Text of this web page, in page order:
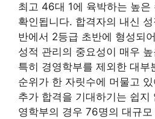
최고 46대 1에 육박하는 높은
확인됩니다. 합격자의 내신
반에서 2등급 초반에 형성되
성적 관리의 중요성이 매우
특히 경영학부를 제외한 대부
순위가 한 자릿수에 머물고
추가 합격을 기대하기는 쉽지
영학부의 경우 76명의 대규